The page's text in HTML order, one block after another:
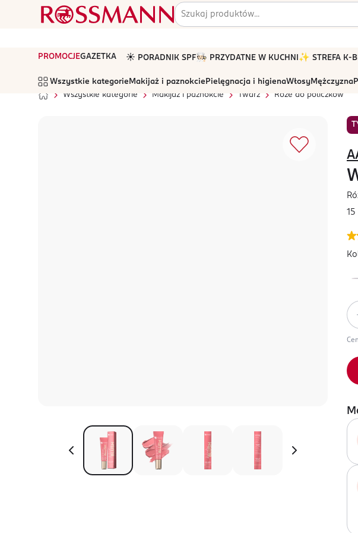
PROMOCJEGAZETKA ☀️ PORADNIK SPF🧑🏻‍🍳 PRZYDATNE W KUCHNI ✨ STREFA K-
Wszystkie kategorie Makijaż i paznokcie Pielęgnacja i higienaWłosyMężczyzna
Wszystkie kategorie
Makijaż i paznokcie Twarz Róże do policzków
15